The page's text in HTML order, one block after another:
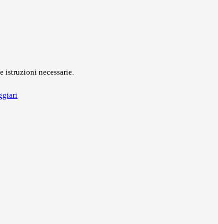
istruzioni necessarie.